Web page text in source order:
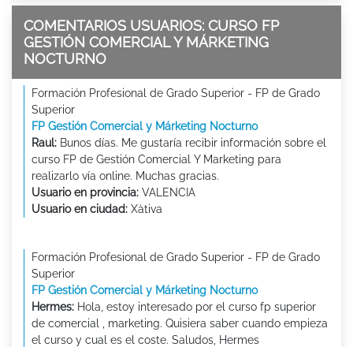
COMENTARIOS USUARIOS: CURSO FP
GESTIÓN COMERCIAL Y MÁRKETING
NOCTURNO
Formación Profesional de Grado Superior - FP de Grado
Superior
FP Gestión Comercial y Márketing Nocturno
Raul: Bunos días. Me gustaría recibir información sobre el
curso FP de Gestión Comercial Y Marketing para
realizarlo vía online. Muchas gracias.
Usuario en provincia: VALENCIA
Usuario en ciudad: Xàtiva
Formación Profesional de Grado Superior - FP de Grado
Superior
FP Gestión Comercial y Márketing Nocturno
Hermes: Hola, estoy interesado por el curso fp superior
de comercial , marketing. Quisiera saber cuando empieza
el curso y cual es el coste. Saludos, Hermes